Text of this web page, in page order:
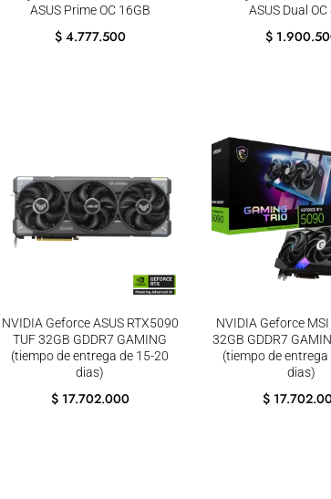
ASUS Prime OC 16GB
$4.777.500
ASUS Dual OC
$
NVIDIA Geforce ASUS RTX5090
TUF 32GB GDDR7 GAMING
(tiempo de entrega de 15-20
dias)
$17.702.000
NVIDIA Geforce
32GB GDDR7
(tiempo de entrega
dias)
$